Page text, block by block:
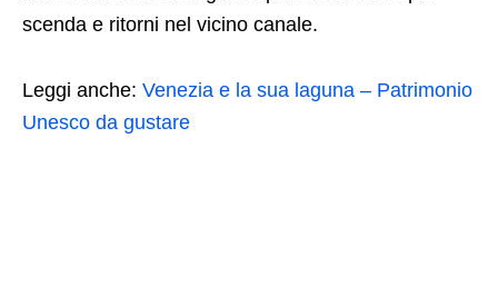
scenda e ritorni nel vicino canale.
Leggi anche: Venezia e la sua laguna – Patrimonio
Unesco da gustare